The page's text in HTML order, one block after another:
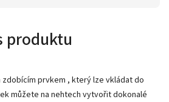
produktu
prvkem , který lze vkládat do
můžete na nehtech vytvořit dokonalé